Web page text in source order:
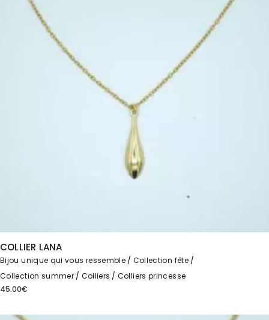
COLLIER LANA
Bijou unique qui vous ressemble
Collection fête
Collection summer
Colliers
Colliers princesse
45.00€